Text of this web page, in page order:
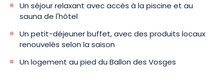
Un séjour relaxant avec accès à la piscine et au
sauna de l'hôtel
Un petit-déjeuner buffet, avec des produits locaux
renouvelés selon la saison
Un logement au pied du Ballon des Vosges